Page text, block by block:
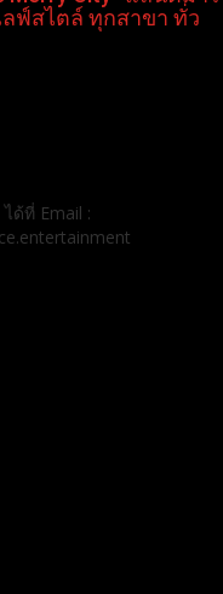
แลนด์มาร์กแห่งความสุข
เทศ
City” แลนด์มาร์
สไตล์ ทุกสาขา ทั่ว
ด้ที่